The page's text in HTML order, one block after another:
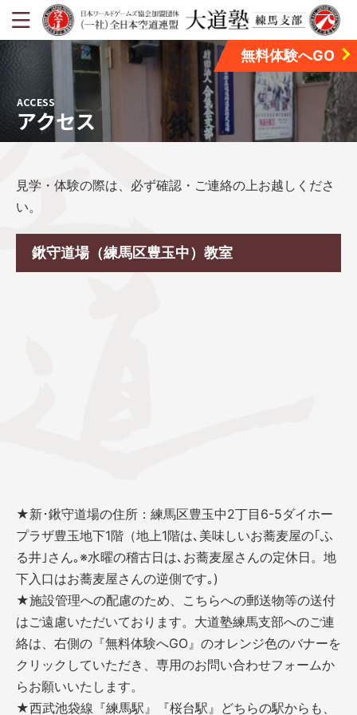
無料体験へGO
ACCESS
アクセス
見学・体験の際は、必ず確認・ご連絡の上お越しくださ
い。
鍬守道場（練馬区豊玉中）教室
★新･鍬守道場の住所：練馬区豊玉中2丁目6-5ダイホー
プラザ豊玉地下1階（地上1階は､美味しいお蕎麦屋の｢ふ
る井｣さん｡※水曜の稽古日は､お蕎麦屋さんの定休日。地
下入口はお蕎麦屋さんの逆側です｡)
★施設管理への配慮のため、こちらへの郵送物等の送付
はご遠慮いただいております。大道塾練馬支部へのご連
絡は、右側の『無料体験へGO』のオレンジ色のバナーを
クリックしていただき、専用のお問い合わせフォームか
らお願いいたします。
★西武池袋線『練馬駅』『桜台駅』どちらの駅からも、